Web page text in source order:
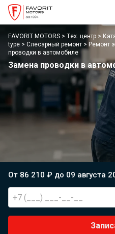
FAVORIT MOTORS Тех. центр
type
Слесарный ремонт Ремонт
проводки в автомобиле
Замена проводки в
От 86 210 ₽ до 09 августа